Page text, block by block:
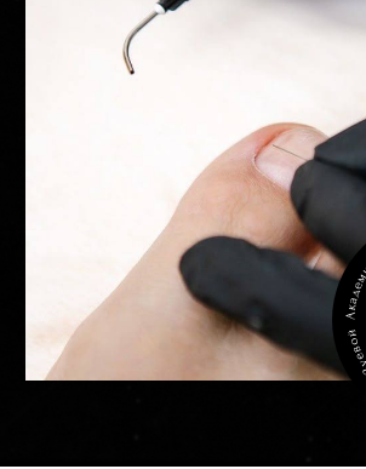
ВВЕДЕНИЕ В
ПОДОЛОГИЮ
STANDART
ПРОГРАММАкурса